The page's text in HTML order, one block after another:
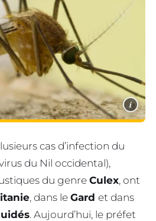
i
cas d’infection du
du Nil occidental),
du genre Culex, ont
, dans le Gard et dans
. Aujourd’hui, le préfet